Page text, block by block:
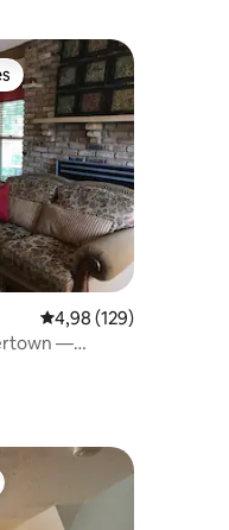
dos hóspedes
4,98 de uma avaliação
4,98 (129)
—
da cidade